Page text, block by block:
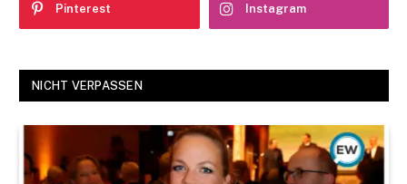
Pinterest Instagram
NICHT VERPASSEN